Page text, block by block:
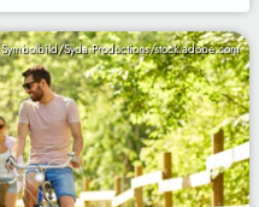
Symbolbild/Syda Productions/stock.adobe.com